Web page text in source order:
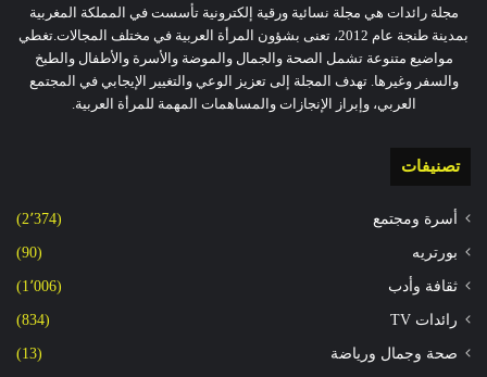
مجلة رائدات هي مجلة نسائية ورقية إلكترونية تأسست في المملكة المغربية
بمدينة طنجة عام 2012، تعنى بشؤون المرأة العربية في مختلف المجالات.تغطي
مواضيع متنوعة تشمل الصحة والجمال والموضة والأسرة والأطفال والطبخ
والسفر وغيرها. تهدف المجلة إلى تعزيز الوعي والتغيير الإيجابي في المجتمع
العربي، وإبراز الإنجازات والمساهمات المهمة للمرأة العربية.
تصنيفات
أسرة ومجتمع (2٬374)
بورتريه (90)
ثقافة وأدب (1٬006)
رائدات TV (834)
صحة وجمال ورياضة (13)